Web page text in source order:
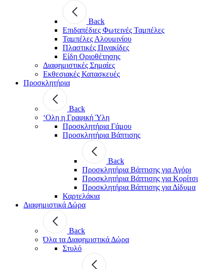
Back
Επιδαπέδιες Φωτεινές Ταμπέλες
Ταμπέλες Αλουμινίου
Πλαστικές Πινακίδες
Είδη Οριοθέτησης
Διαφημιστικές Σημαίες
Εκθεσιακές Κατασκευές
Προσκλητήρια
Back
‘Ολη η Γραφική Ύλη
Προσκλητήρια Γάμου
Προσκλητήρια Βάπτισης
Back
Προσκλητήρια Βάπτισης για Αγόρι
Προσκλητήρια Βάπτισης για Κορίτσι
Προσκλητήρια Βάπτισης για Δίδυμα
Καρτελάκια
Διαφημιστικά Δώρα
Back
Όλα τα Διαφημιστικά Δώρα
Στυλό